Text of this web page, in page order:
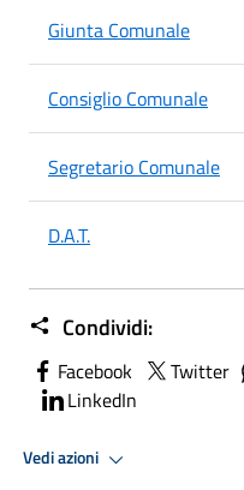
Giunta Comunale
Consiglio Comunale
Segretario Comunale
D.A.T.
Condividi:
Facebook Twitter
LinkedIn
Vedi azioni